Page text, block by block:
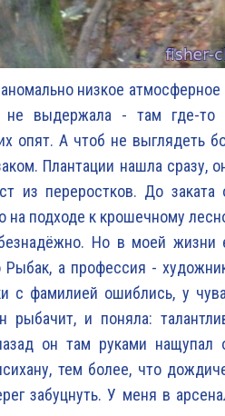
низкое атмосферное
не выдержала - там где-то
опят. А чтоб не выглядеть
Плантации нашла сразу,
из переростков. До заката
подходе к крошечному
Но в моей жизни
а профессия -
с фамилией ошиблись, у
рыбачит, и поняла:
он там руками нащупал
тем более, что
забуцнуть. У меня в